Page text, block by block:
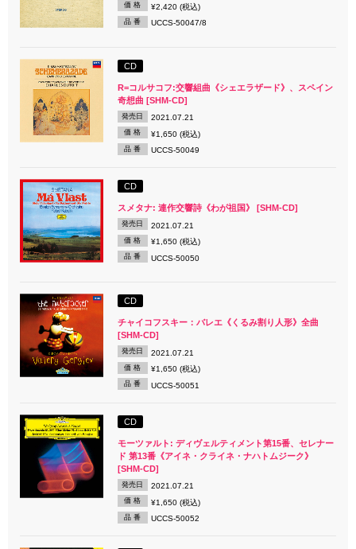
価 格 ¥2,420 (税込)
品 番 UCCS-50047/8
CD
R=コルサコフ:交響組曲《シェエラザード》、スペイン
奇想曲 [SHM-CD]
発売日 2021.07.21
価 格 ¥1,650 (税込)
品 番 UCCS-50049
CD
スメタナ: 連作交響詩《わが祖国》 [SHM-CD]
発売日 2021.07.21
価 格 ¥1,650 (税込)
品 番 UCCS-50050
CD
チャイコフスキー：バレエ《くるみ割り人形》全曲
[SHM-CD]
発売日 2021.07.21
価 格 ¥1,650 (税込)
品 番 UCCS-50051
CD
モーツァルト: ディヴェルティメント第15番、セレナー
ド 第13番《アイネ・クライネ・ナハトムジーク》
[SHM-CD]
発売日 2021.07.21
価 格 ¥1,650 (税込)
品 番 UCCS-50052